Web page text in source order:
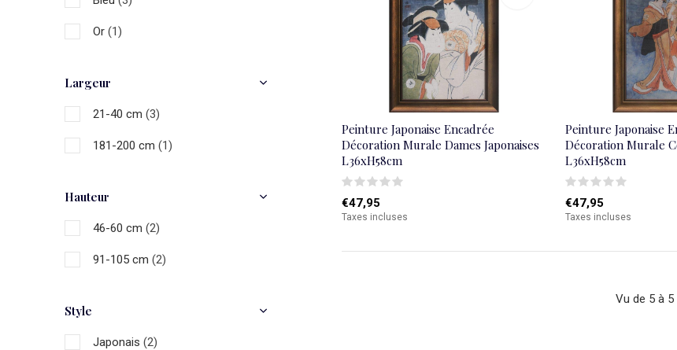
Peinture Japonaise Encadrée
Décoration Murale Dames Japonaises
L36xH58cm
€47,95
Taxes incluses
Peinture Japonaise
Décoration Murale
L36xH58cm
€47,95
Taxes incluses
Vu de 5 à
Or (1)
Largeur
21-40 cm (3)
181-200 cm (1)
Hauteur
46-60 cm (2)
91-105 cm (2)
Style
Japonais (2)